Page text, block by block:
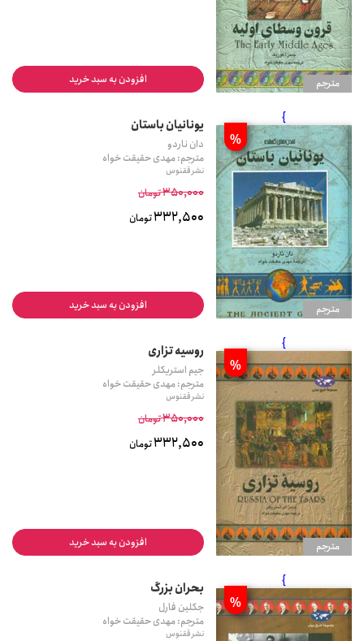
مترجم افزودن به سبد خرید
مترجم
}
%
یونانیان باستان
دان ناردو
مترجم: مهدی حقیقت خواه
نشر ققنوس
350,000تومان
332,500تومان
افزودن به سبد خرید
مترجم
}
%
روسیه تزاری
جیم استریکلر
مترجم: مهدی حقیقت خواه
نشر ققنوس
350,000تومان
332,500تومان
افزودن به سبد خرید
}
%
بحران بزرگ
جکلین فارل
مترجم: مهدی حقیقت خواه
نشر ققنوس